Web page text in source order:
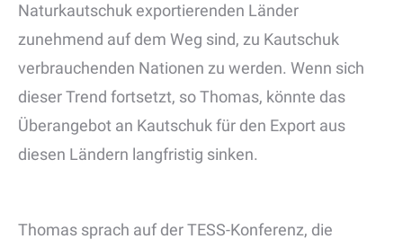
Naturkautschuk exportierenden Länder
zunehmend auf dem Weg sind, zu Kautschuk
verbrauchenden Nationen zu werden. Wenn sich
dieser Trend fortsetzt, so Thomas, könnte das
Überangebot an Kautschuk für den Export aus
diesen Ländern langfristig sinken.
Thomas sprach auf der TESS-Konferenz, die